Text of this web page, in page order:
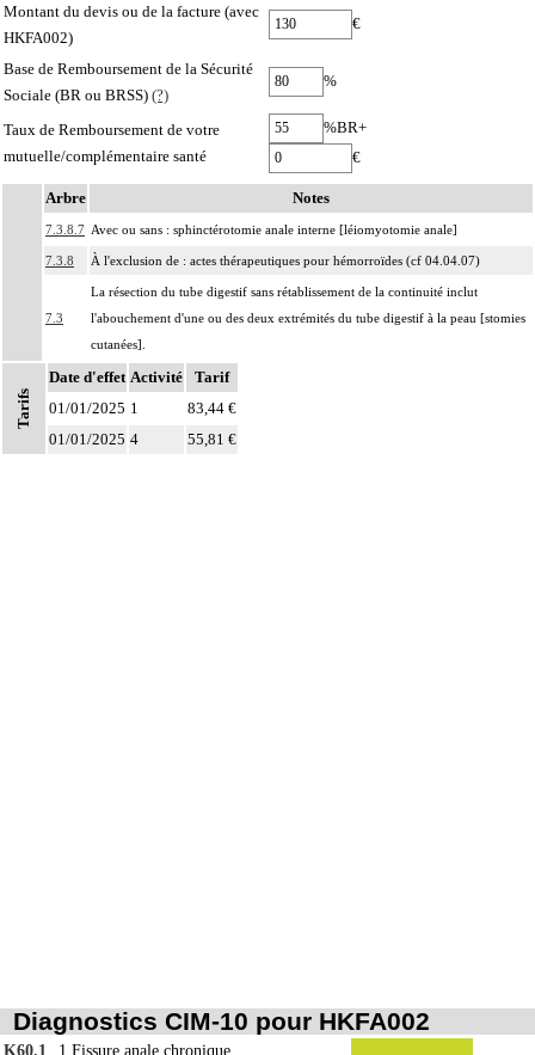
Montant du devis ou de la facture (avec
HKFA002)
€
Base de Remboursement de la Sécurité
Sociale (BR ou BRSS) (?)
%
Taux de Remboursement de votre
mutuelle/complémentaire santé
%BR+
€
Notes
Arbre Notes
7.3.8.7 Avec ou sans : sphinctérotomie anale interne [léiomyotomie anale]
7.3.8 À l'exclusion de : actes thérapeutiques pour hémorroïdes (cf 04.04.07)
7.3
La résection du tube digestif sans rétablissement de la continuité inclut
l'abouchement d'une ou des deux extrémités du tube digestif à la peau [stomies
cutanées].
7.3
La résection du tube digestif avec rétablissement de la continuité inclut
l'anastomose des deux segments du tube digestif, quelles qu'en soient les
Tarifs
Date d'effet Activité
Tarif
01/01/2025 1
83,44 €
01/01/2025 4 55,81 €
Diagnostics CIM-10 pour HKFA002
K60.1 1 Fissure anale chronique